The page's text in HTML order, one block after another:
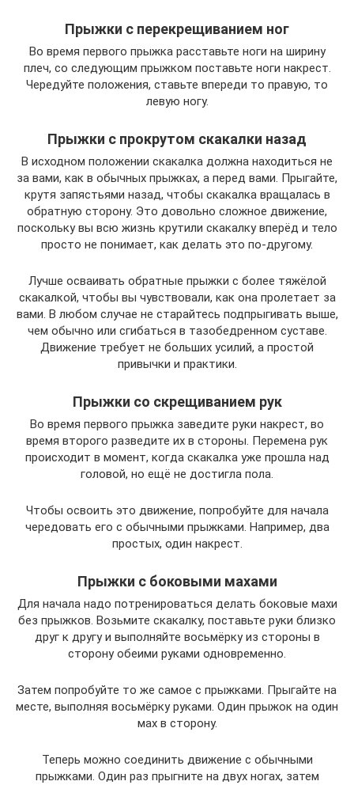
Прыжки с перекрещиванием ног
Во время первого прыжка расставьте ноги на ширину
плеч, со следующим прыжком поставьте ноги накрест.
Чередуйте положения, ставьте впереди то правую, то
левую ногу.
Прыжки с прокрутом скакалки назад
В исходном положении скакалка должна находиться не
за вами, как в обычных прыжках, а перед вами. Прыгайте,
крутя запястьями назад, чтобы скакалка вращалась в
обратную сторону. Это довольно сложное движение,
поскольку вы всю жизнь крутили скакалку вперёд и тело
просто не понимает, как делать это по-другому.
Лучше осваивать обратные прыжки с более тяжёлой
скакалкой, чтобы вы чувствовали, как она пролетает за
вами. В любом случае не старайтесь подпрыгивать выше,
чем обычно или сгибаться в тазобедренном суставе.
Движение требует не больших усилий, а простой
привычки и практики.
Прыжки со скрещиванием рук
Во время первого прыжка заведите руки накрест, во
время второго разведите их в стороны. Перемена рук
происходит в момент, когда скакалка уже прошла над
головой, но ещё не достигла пола.
Чтобы освоить это движение, попробуйте для начала
чередовать его с обычными прыжками. Например, два
простых, один накрест.
Прыжки с боковыми махами
Для начала надо потренироваться делать боковые махи
без прыжков. Возьмите скакалку, поставьте руки близко
друг к другу и выполняйте восьмёрку из стороны в
сторону обеими руками одновременно.
Затем попробуйте то же самое с прыжками. Прыгайте на
месте, выполняя восьмёрку руками. Один прыжок на один
мах в сторону.
Теперь можно соединить движение с обычными
прыжками. Один раз прыгните на двух ногах, затем